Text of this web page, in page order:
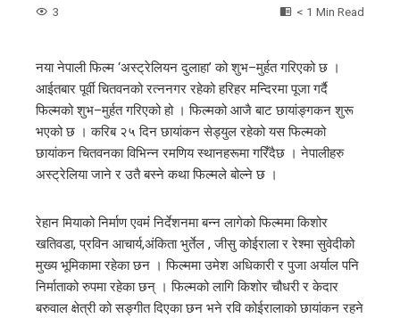
3
< 1 Min Read
नया नेपाली फिल्म ‘अस्ट्रेलियन दुलाहा’ को शुभ–मुर्हत गरिएको छ ।
आईतबार पूर्वी चितवनको रत्ननगर रहेको हरिहर मन्दिरमा पूजा गर्दै
फिल्मको शुभ–मुर्हत गरिएको हो । फिल्मको आजै बाट छायांङ्गकन शुरू
भएको छ । करिब २५ दिन छायांकन सेड्युल रहेको यस फिल्मको
छायांकन चितवनका विभिन्न रमणिय स्थानहरूमा गरिँदैछ । नेपालीहरु
अस्ट्रेलिया जाने र उतै बस्ने कथा फिल्मले बोल्ने छ ।
रेहान मियाको निर्माण एवमंं निर्देशनमा बन्न लागेको फिल्ममा किशोर
खतिवडा, प्रविन आचार्य,अंकिता भुर्तेल , जीसु कोईराला र रेश्मा सुवेदीको
मुख्य भूमिकामा रहेका छन । फिल्ममा उमेश अधिकारी र पुजा अर्याल पनि
निर्माताको रुपमा रहेका छन् । फिल्मको लागि किशोर चौधरी र केदार
बरुवाल क्षेत्री को सङ्गीत दिएका छन भने रवि कोईरालाको छायांकन रहने